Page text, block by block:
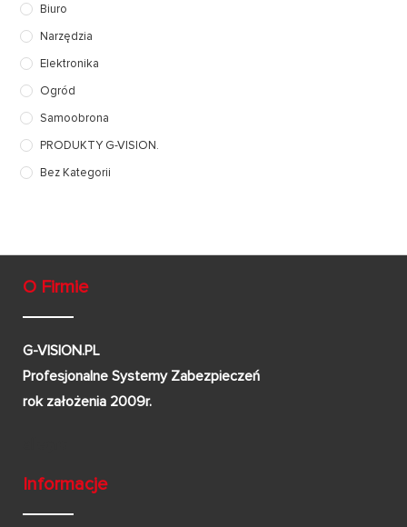
Biuro
Narzędzia
Elektronika
Ogród
Samoobrona
PRODUKTY G-VISION.
Bez Kategorii
O Firmie
G-VISION.PL
Profesjonalne Systemy Zabezpieczeń
rok założenia 2009r.
Informacje